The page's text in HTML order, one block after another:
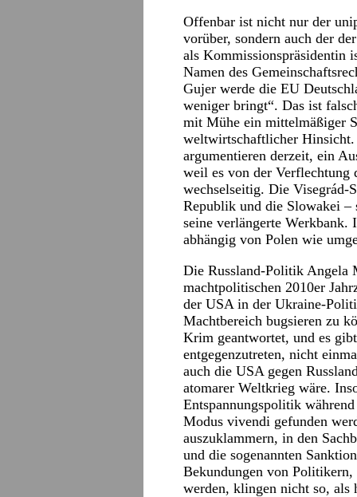
Offenbar ist nicht nur der
vorüber, sondern auch der
als Kommissionspräsidentin
Namen des
Gujer werde die EU
weniger bringt“. Das ist
mit Mühe ein mittelmäßiger
weltwirtschaftlicher Hinsicht.
argumentieren derzeit, ein
weil es von der Verflechtung
wechselseitig. Die Visegrád-
Republik und die Slowakei –
seine verlängerte Werkbank.
abhängig von Polen wie
Die Russland-Politik Angela
machtpolitischen 2010er
der USA in der Ukraine-
Machtbereich bugsieren zu
Krim geantwortet, und es
entgegenzutreten, nicht
auch die USA gegen
atomarer Weltkrieg wäre.
Entspannungspolitik
Modus vivendi gefunden
auszuklammern, in den
und die sogenannten
Bekundungen von
werden, klingen nicht so, als